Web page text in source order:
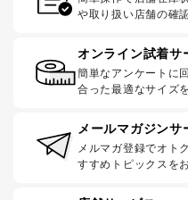
や取り扱い店舗の確
オンライン試着サ
簡単なアンケートに
合った最適なサイズ
メールマガジンサ
メルマガ登録でオト
すすめトピックスを